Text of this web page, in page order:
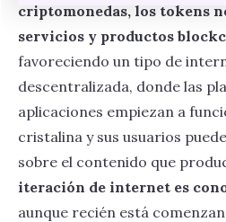
Una vuelta por el metaverso
Navegadores web3 y
DeFi, finanzas descentralizadas
NFT, cultura y entretenimiento
DAO y gobernanza:
criptomonedas, los tokens
servicios y productos
favoreciendo un tipo de
descentralizada, donde las
aplicaciones empiezan a
cristalina y sus usuarios
sobre el contenido que
iteración de internet es
aunque recién está